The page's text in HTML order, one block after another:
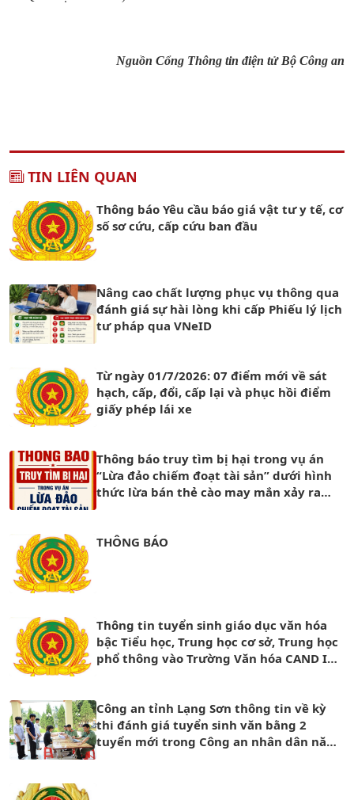
Nguồn Cổng Thông tin điện tử Bộ Công an
TIN LIÊN QUAN
Thông báo Yêu cầu báo giá vật tư y tế, cơ
số sơ cứu, cấp cứu ban đầu
Nâng cao chất lượng phục vụ thông qua
đánh giá sự hài lòng khi cấp Phiếu lý lịch
tư pháp qua VNeID
Từ ngày 01/7/2026: 07 điểm mới về sát
hạch, cấp, đổi, cấp lại và phục hồi điểm
giấy phép lái xe
Thông báo truy tìm bị hại trong vụ án
“Lừa đảo chiếm đoạt tài sản” dưới hình
thức lừa bán thẻ cào may mắn xảy ra
THÔNG BÁO
Thông tin tuyển sinh giáo dục văn hóa
bậc Tiểu học, Trung học cơ sở, Trung học
phổ thông vào Trường Văn hóa CAND I
Công an tỉnh Lạng Sơn thông tin về kỳ
thi đánh giá tuyển sinh văn bằng 2
tuyển mới trong Công an nhân dân năm